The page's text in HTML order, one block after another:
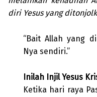
diri Yesus yang
“Bait Allah yang
Nya sendiri.”
Inilah Injil Yesus
Ketika hari raya